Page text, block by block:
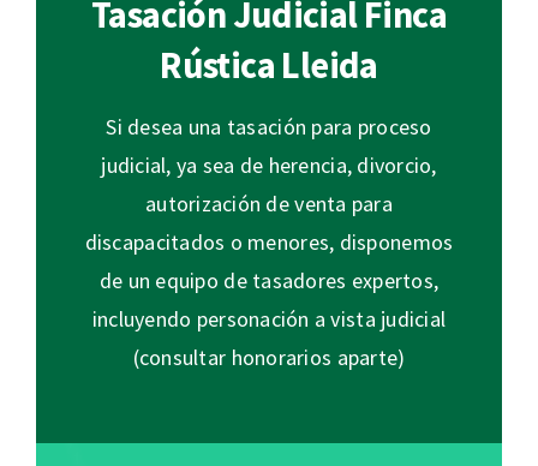
Tasación Judicial Finca
Rústica Lleida
Si desea una tasación para proceso
judicial, ya sea de herencia, divorcio,
autorización de venta para
discapacitados o menores, disponemos
de un equipo de tasadores expertos,
incluyendo personación a vista judicial
(consultar honorarios aparte)